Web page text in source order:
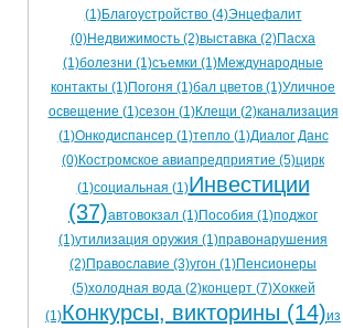
(1)Благоустройство (4)Энцефалит
(0)Недвижимость (2)выставка (2)Пасха
(1)болезни (1)съемки (1)Международные
контакты (1)Погоня (1)бал цветов (1)Уличное
освещение (1)сезон (1)Клещи (2)канализация
(1)Онкодиспансер (1)тепло (1)Диалог Данс
(0)Костромское авиапредприятие (5)цирк
(1)социальная (1)Инвестиции
(37)автовокзал (1)Пособия (1)поджог
(1)утилизация оружия (1)правонарушения
(2)Православие (3)угон (1)Пенсионеры
(5)холодная вода (2)концерт (7)Хоккей
(1)Конкурсы, викторины (14)из